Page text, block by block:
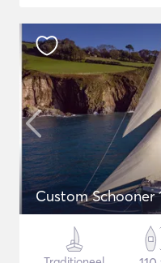
Custom Schooner